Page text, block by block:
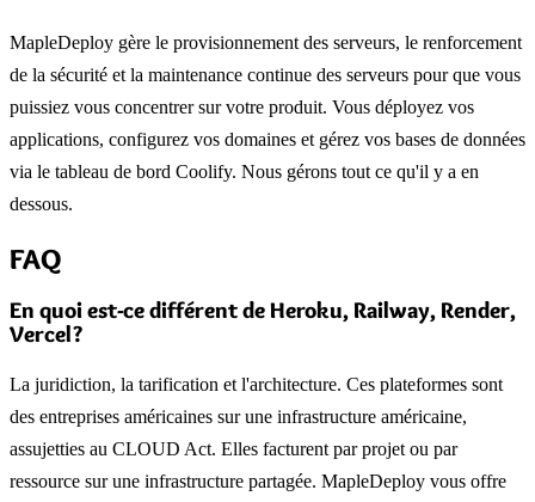
MapleDeploy gère le provisionnement des serveurs, le renforcement
de la sécurité et la maintenance continue des serveurs pour que vous
puissiez vous concentrer sur votre produit. Vous déployez vos
applications, configurez vos domaines et gérez vos bases de données
via le tableau de bord Coolify. Nous gérons tout ce qu'il y a en
dessous.
FAQ
En quoi est-ce différent de Heroku, Railway, Render,
Vercel?
La juridiction, la tarification et l'architecture. Ces plateformes sont
des entreprises américaines sur une infrastructure américaine,
assujetties au CLOUD Act. Elles facturent par projet ou par
ressource sur une infrastructure partagée. MapleDeploy vous offre